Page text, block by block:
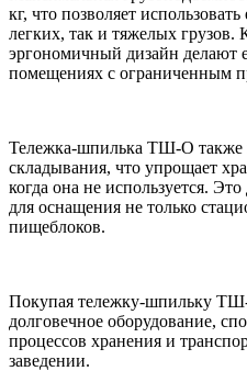
кг, что позволяет
легких, так и тяжелых
эргономичный дизайн делают
помещениях с ограниченным
Тележка-шпилька ТШ-О также
складывания, что упрощает
когда она не используется.
для оснащения не только
пищеблоков.
Покупая тележку-шпильку
долговечное оборудование,
процессов хранения и
заведении.